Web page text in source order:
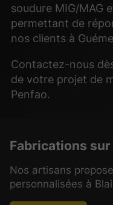
soudure MIG/MAG
permettant de
nos clients à
Contactez-nous
de votre projet de
Penfao.
Fabrications
Nos artisans
personnalisées à